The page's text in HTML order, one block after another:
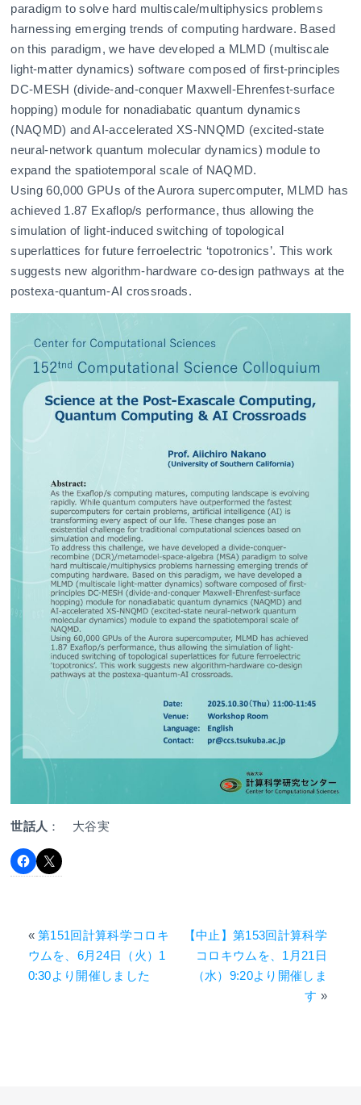
paradigm to solve hard multiscale/multiphysics problems
harnessing emerging trends of computing hardware. Based
on this paradigm, we have developed a MLMD (multiscale
light-matter dynamics) software composed of first-principles
DC-MESH (divide-and-conquer Maxwell-Ehrenfest-surface
hopping) module for nonadiabatic quantum dynamics
(NAQMD) and AI-accelerated XS-NNQMD (excited-state
neural-network quantum molecular dynamics) module to
expand the spatiotemporal scale of NAQMD.
Using 60,000 GPUs of the Aurora supercomputer, MLMD has
achieved 1.87 Exaflop/s performance, thus allowing the
simulation of light-induced switching of topological
superlattices for future ferroelectric ‘topotronics’. This work
suggests new algorithm-hardware co-design pathways at the
postexa-quantum-AI crossroads.
世話人 ： 大谷実
«第151回計算科学コロキ
ウムを、6月24日（火）1
0:30より開催しました
【中止】第153回計算科学
コロキウムを、1月21日
（水）9:20より開催しま
す »